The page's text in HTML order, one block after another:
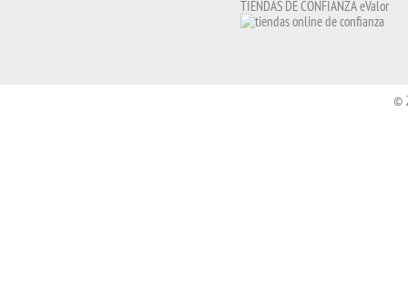
TIENDAS DE CONFIANZA eValor
©